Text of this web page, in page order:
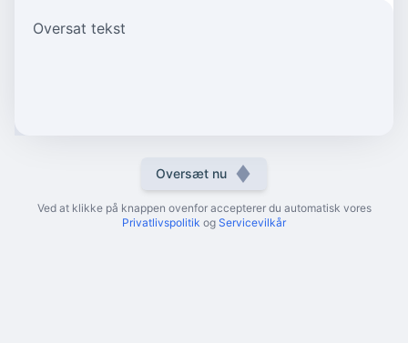
Oversat tekst
Oversæt nu
Ved at klikke på knappen ovenfor accepterer du automatisk vores
Privatlivspolitik og Servicevilkår